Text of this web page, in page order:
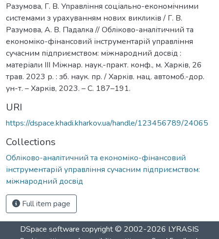
Разумова, Г. В. Управління соціально-економічними
системами з урахуванням нових викликів / Г. В.
Разумова, А. В. Падалка // Обліково-аналітичний та
економіко-фінансовий інструментарій управління
сучасним підприємством: міжнародний досвід :
матеріали ІІІ Міжнар. наук.-практ. конф., м. Харків, 26
трав. 2023 р. : зб. наук. пр. / Харків. нац. автомоб.-дор.
ун-т. – Харків, 2023. – С. 187–191.
URI
https://dspace.khadi.kharkov.ua/handle/123456789/24065
Collections
Обліково-аналітичний та економіко-фінансовий
інструментарій управління сучасним підприємством:
міжнародний досвід
Full item page
DSpace software copyright © 2002-2026 LYRASIS